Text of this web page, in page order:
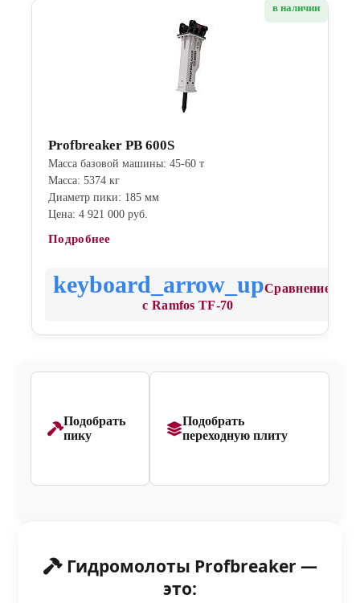
в наличии
Profbreaker PB 600S
Масса базовой машины: 45-60 т
Масса: 5374 кг
Диаметр пики: 185 мм
Цена: 4 921 000 руб.
Подробнее
Сравнение
с Ramfos TF-70
Подобрать
пику
Подобрать
переходную плиту
Гидромолоты Profbreaker —
это: